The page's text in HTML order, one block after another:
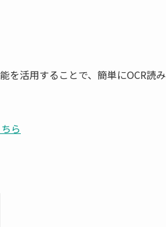
を活用することで、簡単にOCR読み
ら